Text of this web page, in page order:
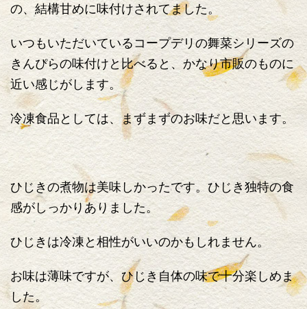
の、結構甘めに味付けされてました。
いつもいただいているコープデリの舞菜シリーズの
きんぴらの味付けと比べると、かなり市販のものに
近い感じがします。
冷凍食品としては、まずまずのお味だと思います。
ひじきの煮物は美味しかったです。ひじき独特の食
感がしっかりありました。
ひじきは冷凍と相性がいいのかもしれません。
お味は薄味ですが、ひじき自体の味で十分楽しめま
した。